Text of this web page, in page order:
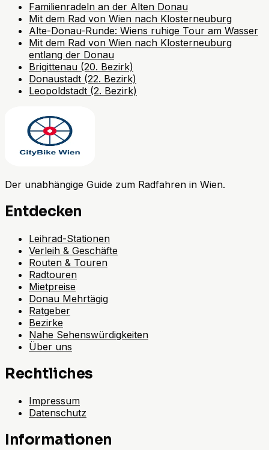
Familienradeln an der Alten Donau
Mit dem Rad von Wien nach Klosterneuburg
Alte-Donau-Runde: Wiens ruhige Tour am Wasser
Mit dem Rad von Wien nach Klosterneuburg
entlang der Donau
Brigittenau (20. Bezirk)
Donaustadt (22. Bezirk)
Leopoldstadt (2. Bezirk)
Der unabhängige Guide zum Radfahren in Wien.
Entdecken
Leihrad-Stationen
Verleih & Geschäfte
Routen & Touren
Radtouren
Mietpreise
Donau Mehrtägig
Ratgeber
Bezirke
Nahe Sehenswürdigkeiten
Über uns
Rechtliches
Impressum
Datenschutz
Informationen